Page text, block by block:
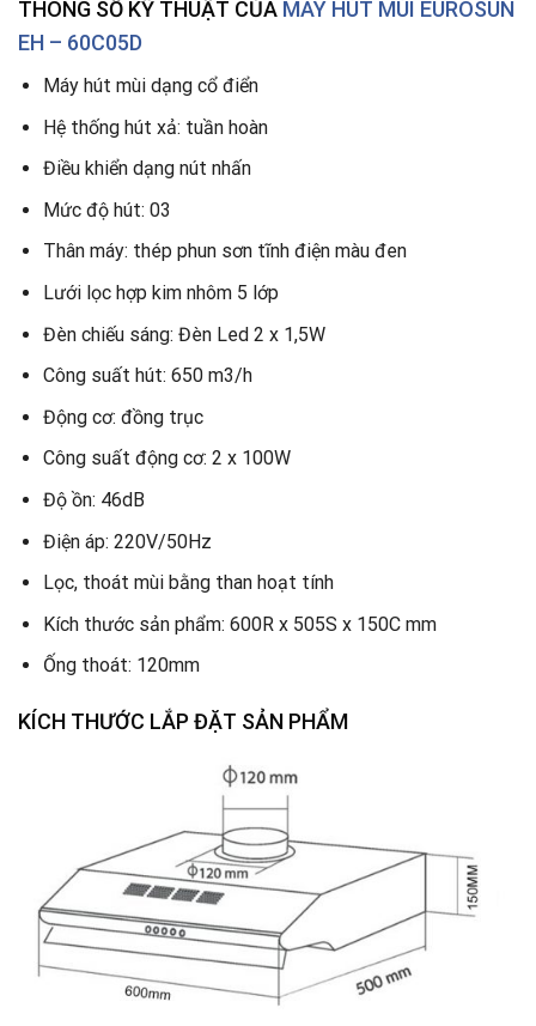
THÔNG SỐ KỸ THUẬT CỦA MÁY HÚT MÙI EUROSUN
EH – 60C05D
Máy hút mùi dạng cổ điển
Hệ thống hút xả: tuần hoàn
Điều khiển dạng nút nhấn
Mức độ hút: 03
Thân máy: thép phun sơn tĩnh điện màu đen
Lưới lọc hợp kim nhôm 5 lớp
Đèn chiếu sáng: Đèn Led 2 x 1,5W
Công suất hút: 650 m3/h
Động cơ: đồng trục
Công suất động cơ: 2 x 100W
Độ ồn: 46dB
Điện áp: 220V/50Hz
Lọc, thoát mùi bằng than hoạt tính
Kích thước sản phẩm: 600R x 505S x 150C mm
Ống thoát: 120mm
KÍCH THƯỚC LẮP ĐẶT SẢN PHẨM